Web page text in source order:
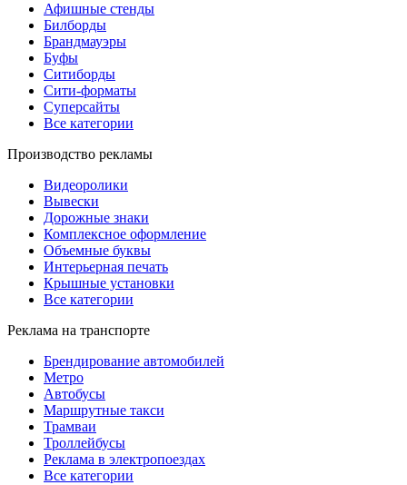
Афишные стенды
Билборды
Брандмауэры
Буфы
Ситиборды
Сити-форматы
Суперсайты
Все категории
Производство рекламы
Видеоролики
Вывески
Дорожные знаки
Комплексное оформление
Объемные буквы
Интерьерная печать
Крышные установки
Все категории
Реклама на транспорте
Брендирование автомобилей
Метро
Автобусы
Маршрутные такси
Трамваи
Троллейбусы
Реклама в электропоездах
Все категории